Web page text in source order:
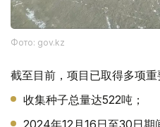
Фото: gov.kz
截至目前，项目已取得多项重
收集种子总量达522吨；